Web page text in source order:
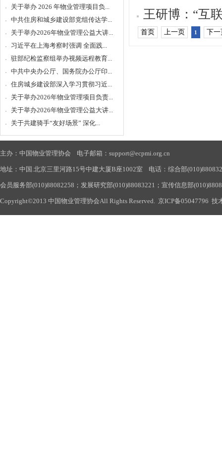
关于举办 2026 年物业管理项目负...
中共住房和城乡建设部党组传达学...
关于举办2026年物业管理公益大讲...
习近平在上海考察时强调 全面践...
驻部纪检监察组举办视频远程教育...
中共中央办公厅、国务院办公厅印...
住房城乡建设部深入学习贯彻习近...
关于举办2026年物业管理项目负责...
关于举办2026年物业管理公益大讲...
关于共建骑手“友好场景” 深化...
王研博：“互
首页 上一页 1 下一
主办：中国物业管理协会 电子邮箱：support@ecpmi.org.cn
地址：中国.北京三里河路15号中建大厦B座1002室 电话：综合部
会员服务部(010)88082258；发展研究部(010)88083221；宣传信息部
Copyright©2013 中国物业管理协会All Rights Reserved. 京ICP备05047796 技